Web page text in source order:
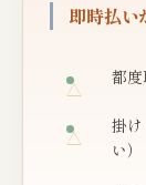
即時払い
都
掛
い）